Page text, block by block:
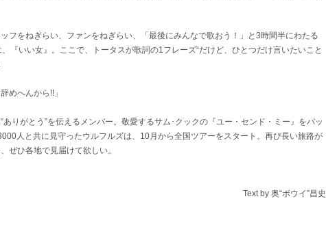
フをねぎらい、ファンをねぎらい、「最後にみんなで歌おう！」と3時間半にわたる
『いい女』。ここで、トータスが歌詞の1フレーズ“だけど、ひとつだけ言いたいこと
めへんから!!」
りがとう”を伝えるメンバー。敬愛するサム･クックの『ユー・センド・ミー』をバッ
人と共に見守ったウルフルズは、10月から全国ツアーをスタート。再び長い旅路が
ぜひ各地で見届けて欲しい。
Text by 奥“ボウイ”昌史